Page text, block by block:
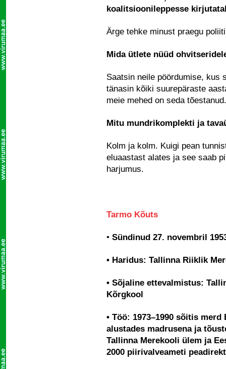
koalitsioonileppesse
Ärge tehke minust praegu
Mida ütlete nüüd
Saatsin neile pöördumise, kus
tänasin kõiki suurepäraste
meie mehed on seda tõestanud.
Mitu mundrikomplekti ja
Kolm ja kolm. Kuigi pean
eluaastast alates ja see saab
harjumus.
Tarmo Kõuts
• Sündinud 27. novembril
• Haridus: Tallinna Riiklik
• Sõjaline ettevalmistus:
Kõrgkool
• Töö: 1973–1990 sõitis
alustades madrusena ja
Tallinna Merekooli ülem ja
2000 piirivalveameti